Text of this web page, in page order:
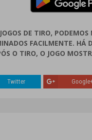
DE TIRO, PODEMOS
FACILMENTE. HÁ
O TIRO, O JOGO
Twitter